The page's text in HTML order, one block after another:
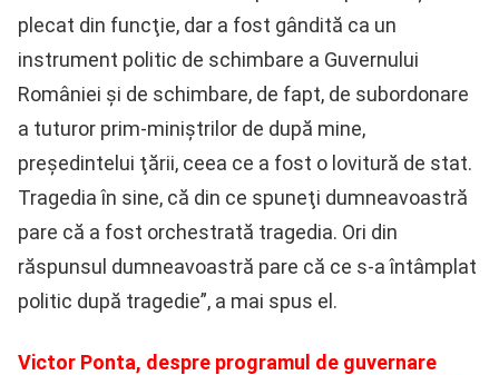
plecat din funcţie, dar a fost gândită ca un
instrument politic de schimbare a Guvernului
României şi de schimbare, de fapt, de subordonare
a tuturor prim-miniştrilor de după mine,
preşedintelui ţării, ceea ce a fost o lovitură de stat.
Tragedia în sine, că din ce spuneţi dumneavoastră
pare că a fost orchestrată tragedia. Ori din
răspunsul dumneavoastră pare că ce s-a întâmplat
politic după tragedie”, a mai spus el.
Victor Ponta, despre programul de guvernare